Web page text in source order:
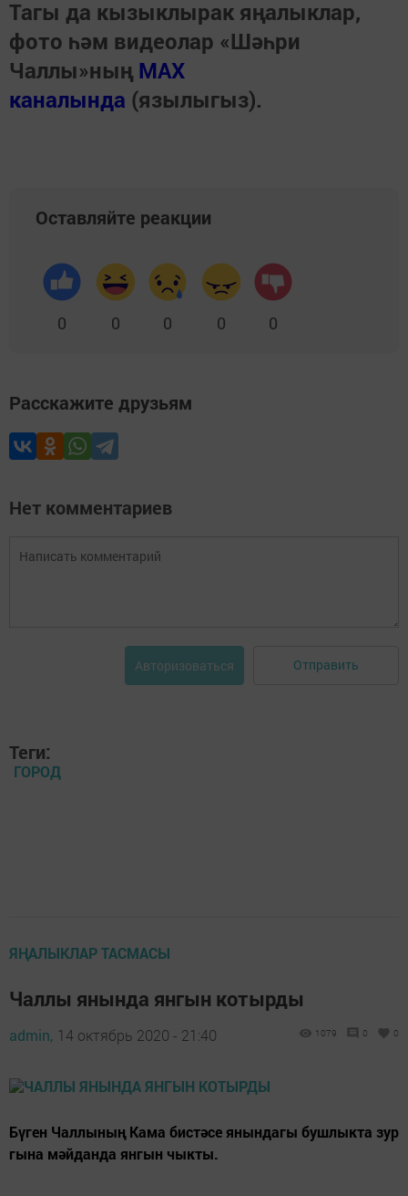
Тагы да кызыклырак яңалыклар,
фото һәм видеолар «Шәһри
Чаллы»ның MAX
каналында (язылыгыз).
Оставляйте реакции
0 0 0 0 0
Расскажите друзьям
Нет комментариев
Авторизоваться Отправить
Теги:
ГОРОД
ЯҢАЛЫКЛАР ТАСМАСЫ
Чаллы янында янгын котырды
admin, 14 октябрь 2020 - 21:40 1079 0 0
Бүген Чаллының Кама бистәсе янындагы бушлыкта зур
гына мәйданда янгын чыкты.